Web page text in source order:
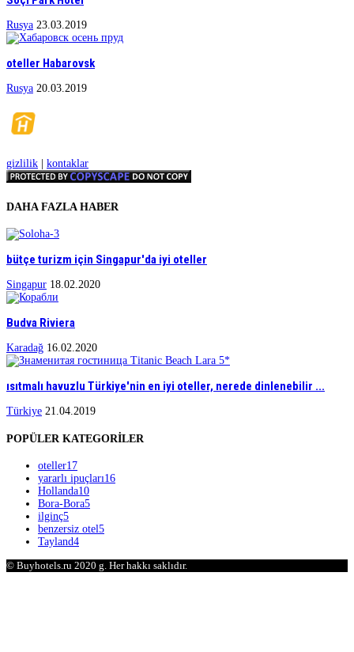
Rusya 23.03.2019
oteller Habarovsk
Rusya 20.03.2019
gizlilik kontaklar
DAHA FAZLA HABER
bütçe turizm için Singapur'da iyi oteller
Singapur 18.02.2020
Budva Riviera
Karadağ 16.02.2020
ısıtmalı havuzlu Türkiye'nin en iyi oteller, nerede dinlenebilir ...
Türkiye 21.04.2019
POPÜLER KATEGORİLER
oteller17
yararlı ipuçları16
Hollanda10
Bora-Bora5
ilginç5
benzersiz otel5
Tayland4
© Buyhotels.ru 2020 g. Her hakkı saklıdır.